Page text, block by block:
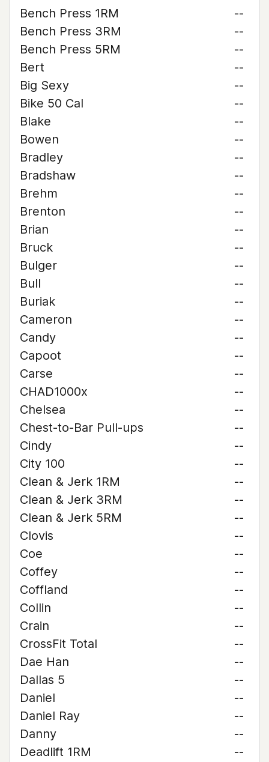
Bench Press 1RM
--
Bench Press 3RM
--
Bench Press 5RM
--
Bert
--
Big Sexy
--
Bike 50 Cal
--
Blake
--
Bowen
--
Bradley
--
Bradshaw
--
Brehm
--
Brenton
--
Brian
--
Bruck
--
Bulger
--
Bull
--
Buriak
--
Cameron
--
Candy
--
Capoot
--
Carse
--
CHAD1000x
--
Chelsea
--
Chest-to-Bar Pull-ups
--
Cindy
--
City 100
--
Clean & Jerk 1RM
--
Clean & Jerk 3RM
--
Clean & Jerk 5RM
--
Clovis
--
Coe
--
Coffey
--
Coffland
--
Collin
--
Crain
--
CrossFit Total
--
Dae Han
--
Dallas 5
--
Daniel
--
Daniel Ray
--
Danny
--
Deadlift 1RM
--